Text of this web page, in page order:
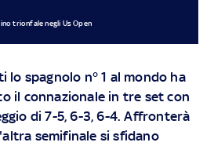
trionfale negli Us Open
lo spagnolo n° 1 al mondo ha
il connazionale in tre set con
di 7-5, 6-3, 6-4. Affronterà
semifinale si sfidano